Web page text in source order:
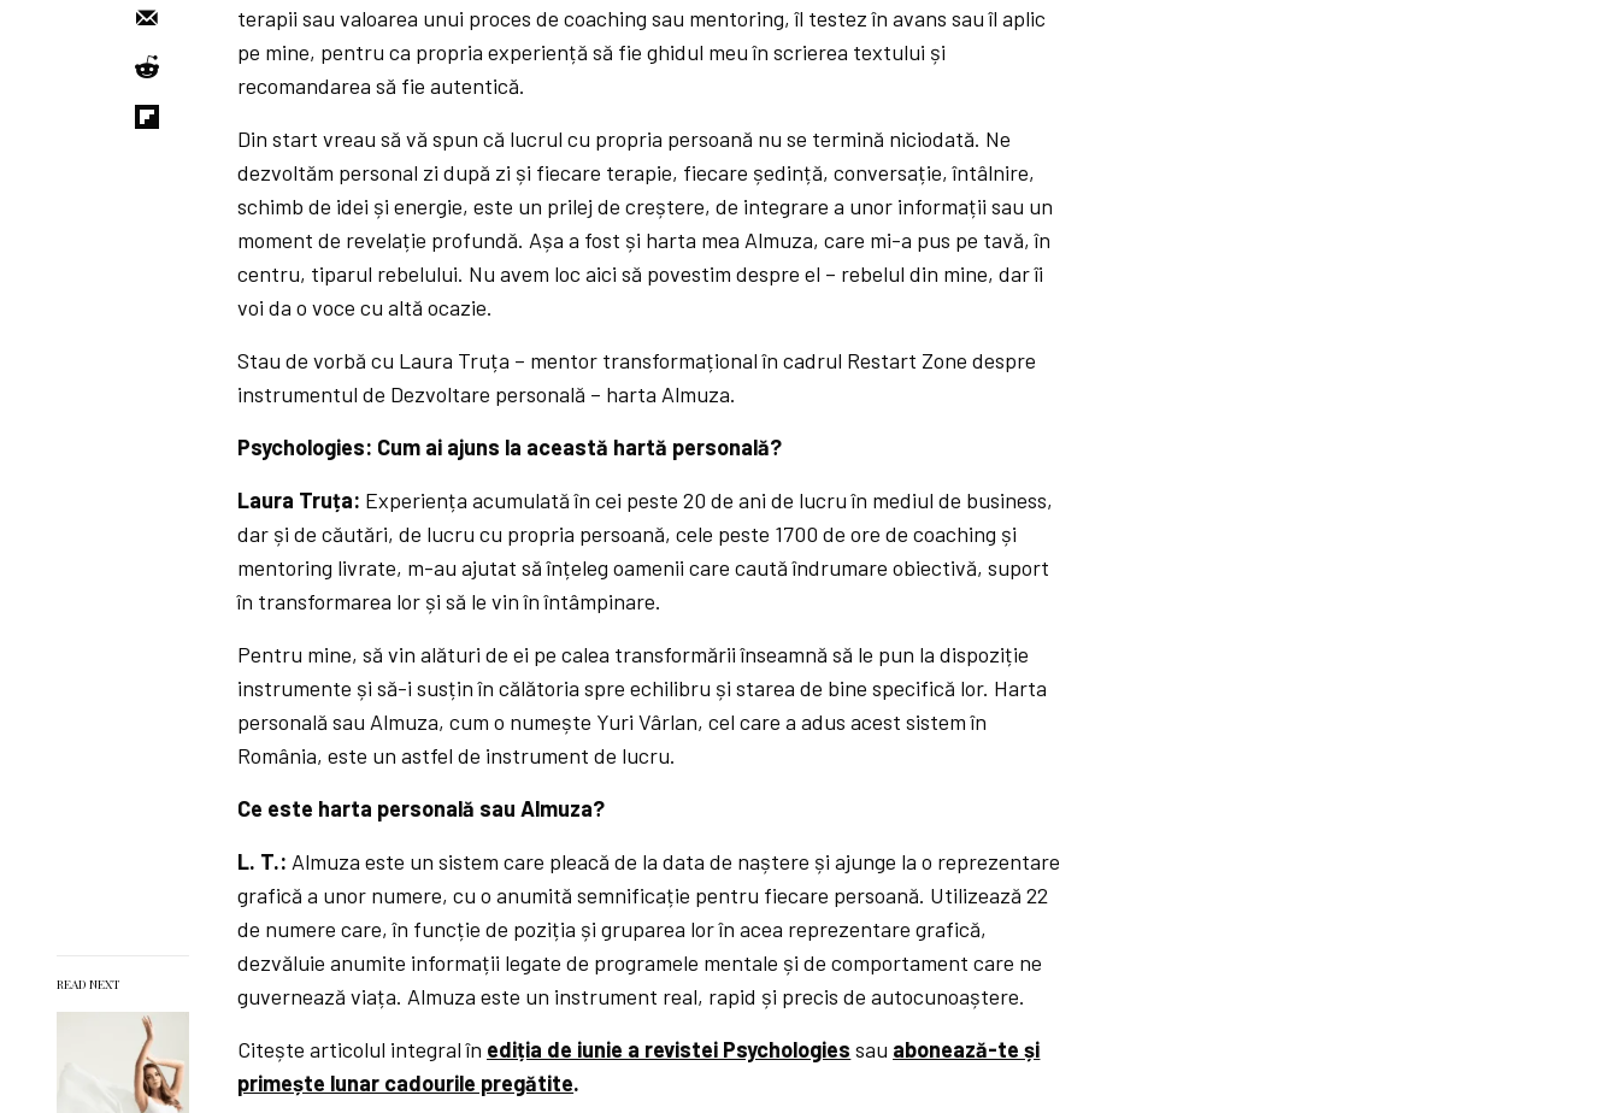
READ NEXT
terapii sau valoarea unui proces de coaching sau mentoring, îl testez în avans sau îl aplic
pe mine, pentru ca propria experiență să fie ghidul meu în scrierea textului și
recomandarea să fie autentică.
Din start vreau să vă spun că lucrul cu propria persoană nu se termină niciodată. Ne
dezvoltăm personal zi după zi și fiecare terapie, fiecare ședință, conversație, întâlnire,
schimb de idei și energie, este un prilej de creștere, de integrare a unor informații sau un
moment de revelație profundă. Așa a fost și harta mea Almuza, care mi-a pus pe tavă, în
centru, tiparul rebelului. Nu avem loc aici să povestim despre el – rebelul din mine, dar îi
voi da o voce cu altă ocazie.
Stau de vorbă cu Laura Truța – mentor transformațional în cadrul Restart Zone despre
instrumentul de Dezvoltare personală – harta Almuza.
Psychologies: Cum ai ajuns la această hartă personală?
Laura Truța: Experiența acumulată în cei peste 20 de ani de lucru în mediul de business,
dar și de căutări, de lucru cu propria persoană, cele peste 1700 de ore de coaching și
mentoring livrate, m-au ajutat să înțeleg oamenii care caută îndrumare obiectivă, suport
în transformarea lor și să le vin în întâmpinare.
Pentru mine, să vin alături de ei pe calea transformării înseamnă să le pun la dispoziție
instrumente și să-i susțin în călătoria spre echilibru și starea de bine specifică lor. Harta
personală sau Almuza, cum o numește Yuri Vârlan, cel care a adus acest sistem în
România, este un astfel de instrument de lucru.
Ce este harta personală sau Almuza?
L. T.: Almuza este un sistem care pleacă de la data de naștere și ajunge la o reprezentare
grafică a unor numere, cu o anumită semnificație pentru fiecare persoană. Utilizează 22
de numere care, în funcție de poziția și gruparea lor în acea reprezentare grafică,
dezvăluie anumite informații legate de programele mentale și de comportament care ne
guvernează viața. Almuza este un instrument real, rapid și precis de autocunoaștere.
Citește articolul integral în ediția de iunie a revistei Psychologies sau abonează-te și
primește lunar cadourile pregătite.